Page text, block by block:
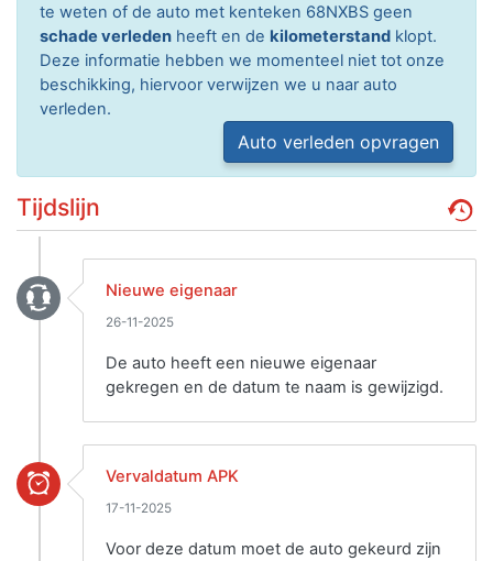
te weten of de auto met kenteken 68NXBS geen
schade verleden heeft en de kilometerstand klopt.
Deze informatie hebben we momenteel niet tot onze
beschikking, hiervoor verwijzen we u naar auto
verleden.
Auto verleden opvragen
Tijdslijn
Nieuwe eigenaar
26-11-2025
De auto heeft een nieuwe eigenaar
gekregen en de datum te naam is gewijzigd.
Vervaldatum APK
17-11-2025
Voor deze datum moet de auto gekeurd zijn